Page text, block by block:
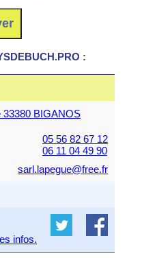
:
33380 BIGANOS
05 56 82 67 12
06 11 04 49 90
sarl.lapegue@free.fr
infos.